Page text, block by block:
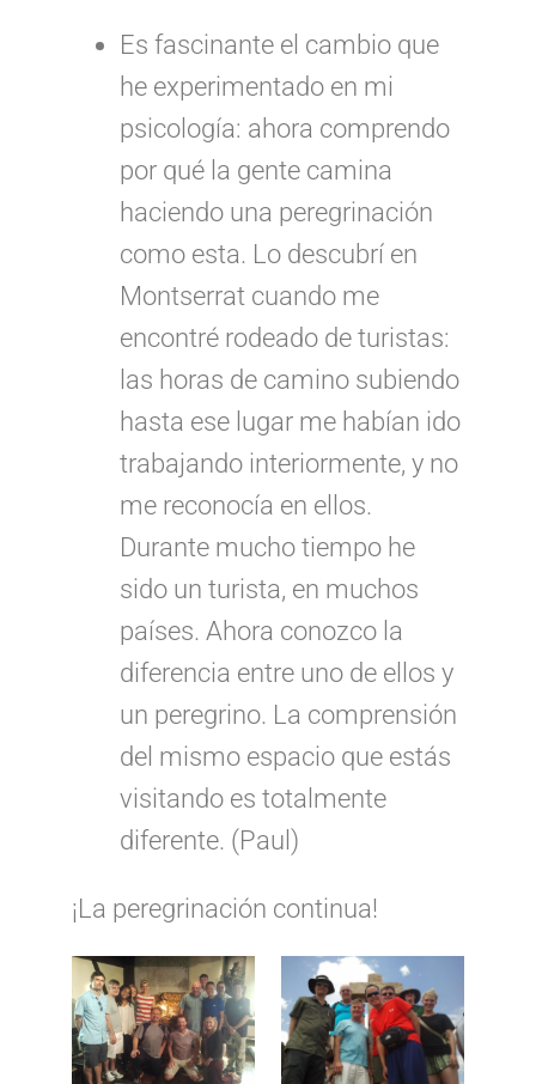
Es fascinante el cambio que
he experimentado en mi
psicología: ahora comprendo
por qué la gente camina
haciendo una peregrinación
como esta. Lo descubrí en
Montserrat cuando me
encontré rodeado de turistas:
las horas de camino subiendo
hasta ese lugar me habían ido
trabajando interiormente, y no
me reconocía en ellos.
Durante mucho tiempo he
sido un turista, en muchos
países. Ahora conozco la
diferencia entre uno de ellos y
un peregrino. La comprensión
del mismo espacio que estás
visitando es totalmente
diferente. (Paul)
¡La peregrinación continua!